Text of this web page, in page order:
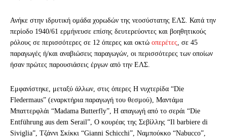
Ανήκε στην ιδρυτική ομάδα χορωδών της νεοσύστατης ΕΛΣ. Κατά την
περίοδο 1940/61 ερμήνευσε επίσης δευτερεύοντες και βοηθητικούς
ρόλους σε περισσότερες σε 12 όπερες και οκτώ οπερέτες, σε 45
παραγωγές ή/και αναβιώσεις παραγωγών, οι περισσότερες των οποίων
ήσαν πρώτες παρουσιάσεις έργων από την ΕΛΣ.
Εμφανίστηκε, μεταξύ άλλων, στις όπερες Η νυχτερίδα “Die
Fledermaus” (εναρκτήρια παραγωγή του θεσμού), Μαντάμα
Μπαττερφλάι “Madama Butterfly”, Η απαγωγή από το σεράι “Die
Entführung aus dem Serail”, Ο κουρέας της Σεβίλλης “Il barbiere di
Siviglia”, Τζάννι Σκίκκι “Gianni Schicchi”, Ναμπούκκο “Nabucco”,